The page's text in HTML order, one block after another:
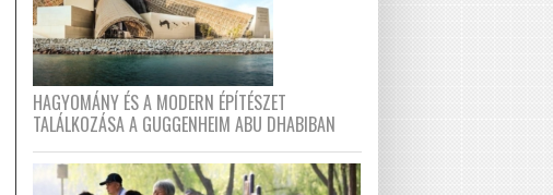
HAGYOMÁNY ÉS A MODERN ÉPÍTÉSZET
TALÁLKOZÁSA A GUGGENHEIM ABU DHABIBAN